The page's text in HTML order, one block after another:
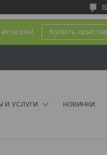
Купить
И УСЛУГИ НОВИНКИ